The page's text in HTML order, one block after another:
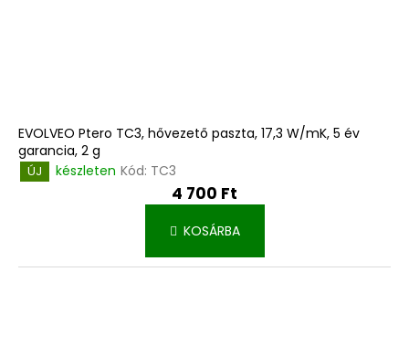
EVOLVEO Ptero TC3, hővezető paszta, 17,3 W/mK, 5 év
garancia, 2 g
ÚJ készleten Kód: TC3
4 700 Ft
KOSÁRBA